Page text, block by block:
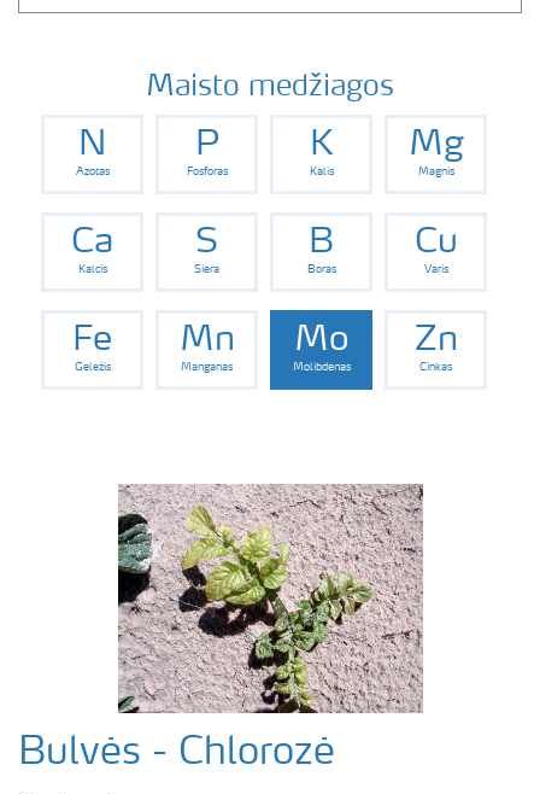
Maisto medžiagos
N
Azotas
P
Fosforas
K
Kalis
Mg
Magnis
Ca
Kalcis
S
Siera
B
Boras
Cu
Varis
Fe
Geležis
Mn
Manganas
Mo
Molibdenas
Zn
Cinkas
Bulvės - Chlorozė